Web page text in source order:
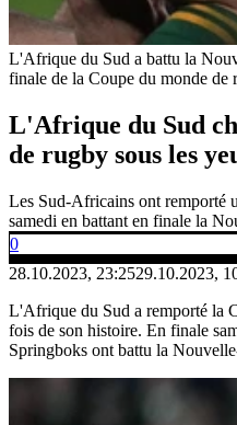
L'Afrique du Sud a battu la
finale de la Coupe du monde de
L'Afrique du Sud
de rugby sous les
Les Sud-Africains ont remporté
samedi en battant en finale la
0
28.10.2023, 23:2529.10.2023,
L'Afrique du Sud a remporté la
fois de son histoire. En finale
Springboks ont battu la